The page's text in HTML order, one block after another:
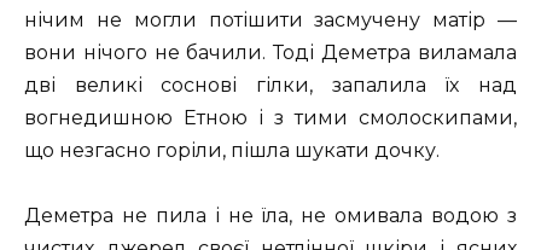
нічим не могли потішити засмучену матір —
вони нічого не бачили. Тоді Деметра виламала
дві великі соснові гілки, запалила їх над
вогнедишною Етною і з тими смолоскипами,
що незгасно горіли, пішла шукати дочку.
Деметра не пила і не їла, не омивала водою з